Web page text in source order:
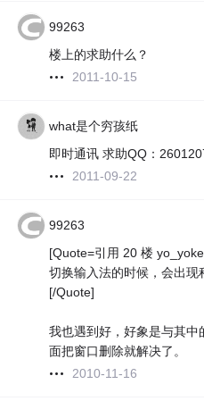
99263
楼上的求助什么？
2011-10-15
what是个穷孩纸
即时通讯 求助QQ：
2011-09-22
99263
[Quote=引用 20 楼
切换输入法的时候，会出现
[/Quote]
我也遇到好，好象是与其
面把窗口删除就解决了。
2010-11-16